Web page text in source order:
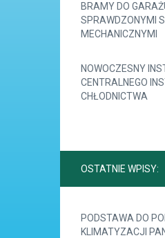
BRAMY DO
SPRAWDZONYMI
MECHANICZNYMI
NOWOCZESNY
CENTRALNEGO
CHŁODNICTWA
OSTATNIE WPISY:
PODSTAWA DO
KLIMATYZACJI